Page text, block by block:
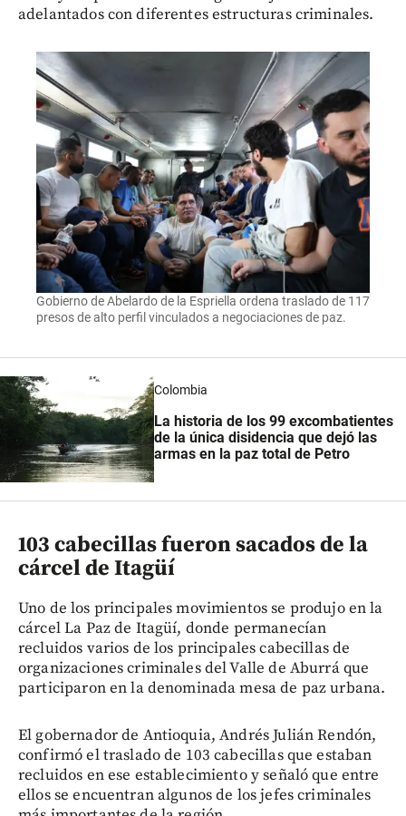
adelantados con diferentes estructuras criminales.
Gobierno de Abelardo de la Espriella ordena traslado de 117
presos de alto perfil vinculados a negociaciones de paz.
Colombia
La historia de los 99 excombatientes
de la única disidencia que dejó las
armas en la paz total de Petro
103 cabecillas fueron sacados de la
cárcel de Itagüí
Uno de los principales movimientos se produjo en la
cárcel La Paz de Itagüí, donde permanecían
recluidos varios de los principales cabecillas de
organizaciones criminales del Valle de Aburrá que
participaron en la denominada mesa de paz urbana.
El gobernador de Antioquia, Andrés Julián Rendón,
confirmó el traslado de 103 cabecillas que estaban
recluidos en ese establecimiento y señaló que entre
ellos se encuentran algunos de los jefes criminales